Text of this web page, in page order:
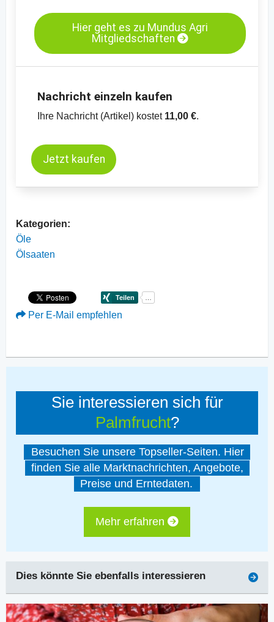
Kassamarkt - Sojaschrot LP - Hamburg
Kassamarkt - Rapssaat - Neuss
Hier geht es zu Mundus Agri
Mitgliedschaften
Nachricht einzeln kaufen
Ihre Nachricht (Artikel) kostet 11,00 €.
Jetzt kaufen
Kategorien:
Öle
Ölsaaten
Per E-Mail empfehlen
Sie interessieren sich für
Palmfrucht?
Besuchen Sie unsere Topseller-Seiten. Hier
finden Sie alle Marktnachrichten, Angebote,
Preise und Erntedaten.
Mehr erfahren
Dies könnte Sie ebenfalls interessieren